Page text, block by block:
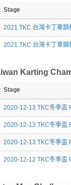
Stage
2021 TKC 台灣卡丁車
2021 TKC 台灣卡丁車
Karting
Stage
2020-12-13 TKC冬季盃
2020-12-13 TKC冬季盃
2020-12-13 TKC冬季盃
2020-12-12 TKC冬季盃